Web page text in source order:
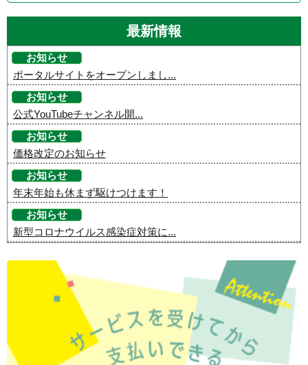
最新情報
お知らせ
ポータルサイトをオープンしまし...
お知らせ
公式YouTubeチャンネル開...
お知らせ
価格改定のお知らせ
お知らせ
年末年始も休まず駆けつけます！
お知らせ
新型コロナウイルス感染症対策に...